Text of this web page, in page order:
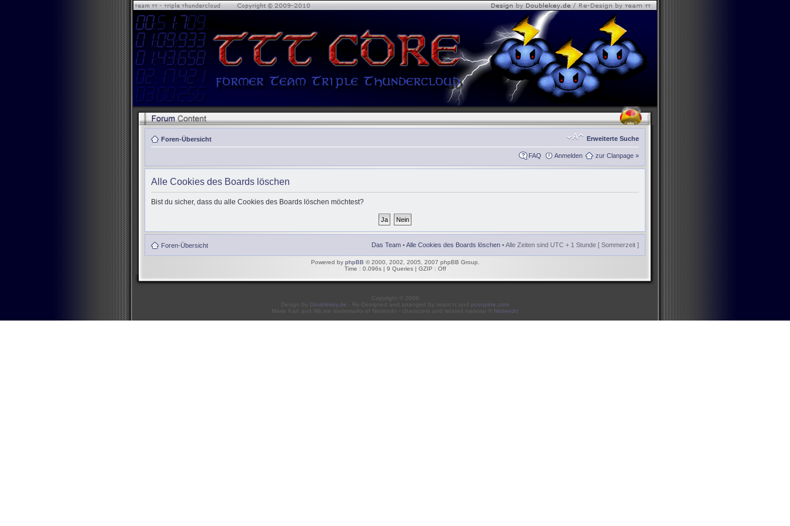
Foren-Übersicht Erweiterte Suche
FAQ Anmelden zur Clanpage »
Alle Cookies des Boards löschen
Bist du sicher, dass du alle Cookies des Boards löschen möchtest?
Foren-Übersicht Das Team •Alle Cookies des Boards löschen • Alle Zeiten sind UTC + 1 Stunde [ Sommerzeit ]
Powered by phpBB © 2000, 2002, 2005, 2007 phpBB Group.
Time : 0.096s | 9 Queries | GZIP : Off
Copyright © 2009
Design by Doublekey.de - Re-Designed and arranged by τeam ττ and povupine.com
Mario Kart and Wii are trademarks of Nintendo - characters and related material © Nintendo